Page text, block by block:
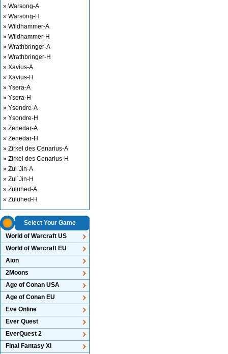
» Warsong-A
» Warsong-H
» Wildhammer-A
» Wildhammer-H
» Wrathbringer-A
» Wrathbringer-H
» Xavius-A
» Xavius-H
» Ysera-A
» Ysera-H
» Ysondre-A
» Ysondre-H
» Zenedar-A
» Zenedar-H
» Zirkel des Cenarius-A
» Zirkel des Cenarius-H
» Zul`Jin-A
» Zul`Jin-H
» Zuluhed-A
» Zuluhed-H
Select Your Game
World of Warcraft US
World of Warcraft EU
Aion
2Moons
Age of Conan USA
Age of Conan EU
Eve Online
Ever Quest
EverQuest 2
Final Fantasy XI